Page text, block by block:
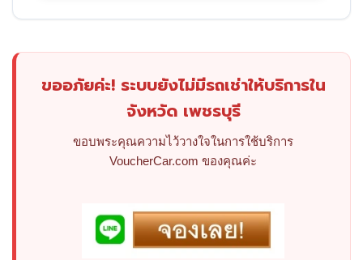
ขออภัยค่ะ! ระบบยังไม่มีรถเช่าให้บริการใน
จังหวัด เพชรบุรี
ขอบพระคุณความไว้วางใจในการใช้บริการ
VoucherCar.com ของคุณค่ะ